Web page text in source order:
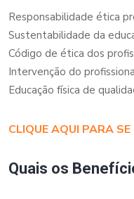
Responsabilidade ética
Sustentabilidade da
Código de ética dos
Intervenção do
Educação física de
CLIQUE AQUI PARA
Quais os